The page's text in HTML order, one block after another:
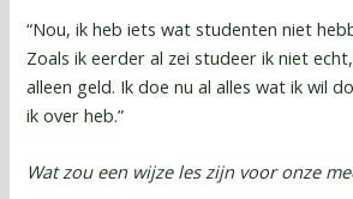
“Nou, ik heb iets wat studenten niet
Zoals ik eerder al zei studeer ik niet
alleen geld. Ik doe nu al alles wat ik wil
ik over heb.”
Wat zou een wijze les zijn voor onze